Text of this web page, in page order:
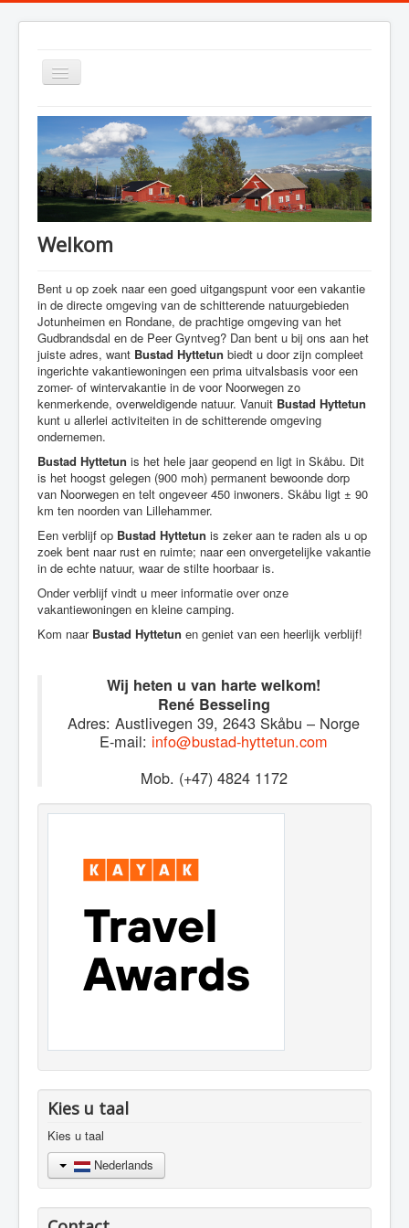
Toggle
Navigation
Welkom
Verblijf
Zomer
Winter
Foto's
Welkom
Bent u op zoek naar een goed uitgangspunt voor een vakantie
in de directe omgeving van de schitterende natuurgebieden
Jotunheimen en Rondane, de prachtige omgeving van het
Gudbrandsdal en de Peer Gyntveg? Dan bent u bij ons aan het
juiste adres, want Bustad Hyttetun biedt u door zijn compleet
ingerichte vakantiewoningen een prima uitvalsbasis voor een
zomer- of wintervakantie in de voor Noorwegen zo
kenmerkende, overweldigende natuur. Vanuit Bustad Hyttetun
kunt u allerlei activiteiten in de schitterende omgeving
ondernemen.
Bustad Hyttetun is het hele jaar geopend en ligt in Skåbu. Dit
is het hoogst gelegen (900 moh) permanent bewoonde dorp
van Noorwegen en telt ongeveer 450 inwoners. Skåbu ligt ± 90
km ten noorden van Lillehammer.
Een verblijf op Bustad Hyttetun is zeker aan te raden als u op
zoek bent naar rust en ruimte; naar een onvergetelijke vakantie
in de echte natuur, waar de stilte hoorbaar is.
Onder verblijf vindt u meer informatie over onze
vakantiewoningen en kleine camping.
Kom naar Bustad Hyttetun en geniet van een heerlijk verblijf!
Wij heten u van harte welkom!
René Besseling
Adres: Austlivegen 39, 2643 Skåbu – Norge
E-mail: info@bustad-hyttetun.com
Mob. (+47) 4824 1172
Kies u taal
Kies u taal
Nederlands